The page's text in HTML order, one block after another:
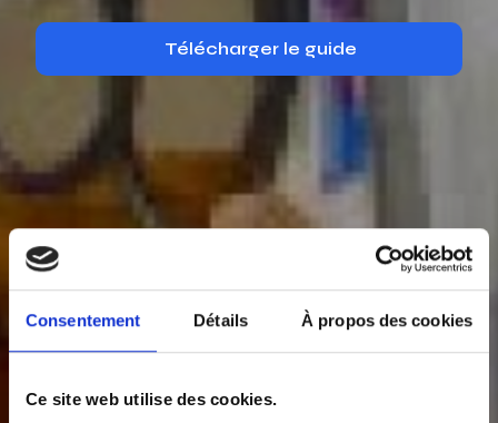
Consentement Détails À propos des cookies
Ce site web utilise des cookies.
Télécharger le guide